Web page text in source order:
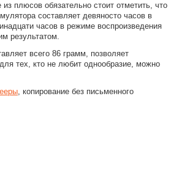
плюсов обязательно стоит отметить, что
составляет девяносто часов в
часов в режиме воспроизведения
результатом.
всего 86 грамм, позволяет
тех, кто не любит однообразие, можно
, копирование без письменного